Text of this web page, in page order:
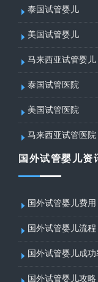
泰国试管婴儿
美国试管婴儿
马来西亚试管婴儿
泰国试管医院
美国试管医院
马来西亚试管医院
国外试管婴儿资
国外试管婴儿费用
国外试管婴儿流程
国外试管婴儿成功
国外试管婴儿攻略